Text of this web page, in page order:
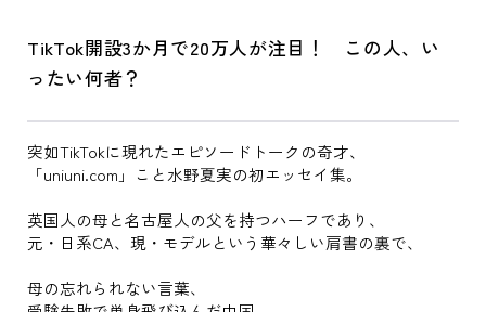
TikTok開設3か月で20万人が注目！ この人、い
ったい何者？
突如TikTokに現れたエピソードトークの奇才、
「uniuni.com」こと水野夏実の初エッセイ集。
英国人の母と名古屋人の父を持つハーフであり、
元・日系CA、現・モデルという華々しい肩書の裏で、
母の忘れられない言葉、